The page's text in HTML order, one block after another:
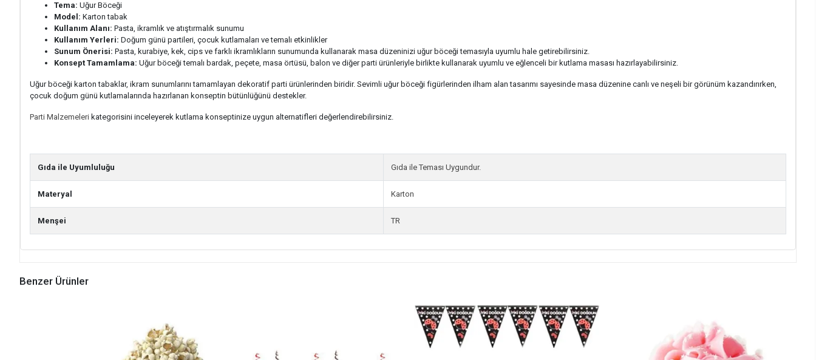
Tema: Uğur Böceği
Model: Karton tabak
Kullanım Alanı: Pasta, ikramlık ve atıştırmalık sunumu
Kullanım Yerleri: Doğum günü partileri, çocuk kutlamaları ve temalı etkinlikler
Sunum Önerisi: Pasta, kurabiye, kek, cips ve farklı ikramlıkların sunumunda kullanarak masa düzeninizi uğur böceği temasıyla uyumlu hale getirebilirsiniz.
Konsept Tamamlama: Uğur böceği temalı bardak, peçete, masa örtüsü, balon ve diğer parti ürünleriyle birlikte kullanarak uyumlu ve eğlenceli bir kutlama masası hazırlayabilirsiniz.
Uğur böceği karton tabaklar, ikram sunumlarını tamamlayan dekoratif parti ürünlerinden biridir. Sevimli uğur böceği figürlerinden ilham alan tasarımı sayesinde masa düzenine canlı ve neşeli bir görünüm kazandırırken,
çocuk doğum günü kutlamalarında hazırlanan konseptin bütünlüğünü destekler.
Parti Malzemeleri kategorisini inceleyerek kutlama konseptinize uygun alternatifleri değerlendirebilirsiniz.
Gıda ile Uyumluluğu Gıda ile Teması Uygundur.
Materyal Karton
Menşei TR
Benzer Ürünler